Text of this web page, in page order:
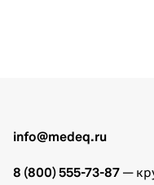
info@medeq.ru
8 (800) 555-73-87 —